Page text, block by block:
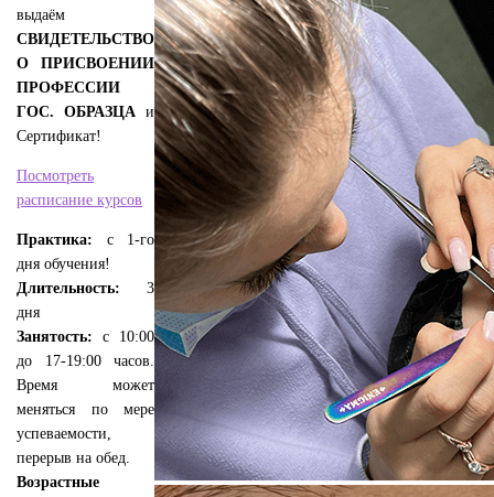
выдаём
СВИДЕТЕЛЬСТВО
О ПРИСВОЕНИИ
ПРОФЕССИИ
ГОС. ОБРАЗЦА и
Сертификат!
Посмотреть
расписание курсов
Практика: с 1-го
дня обучения!
Длительность: 3
дня
Занятость: с 10:00
до 17-19:00 часов.
Время может
меняться по мере
успеваемости,
перерыв на обед.
Возрастные